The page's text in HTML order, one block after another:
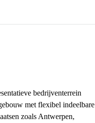
bedrijventerrein
met flexibel indeelbare
zoals Antwerpen,